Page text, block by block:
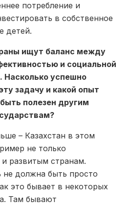
потребление и
в собственное
детей.
ищут баланс между
и социальной
Насколько успешно
задачу и какой опыт
полезен другим
– Казахстан в этом
не только
развитым странам.
должна быть просто
это бывает в некоторых
Там бывают